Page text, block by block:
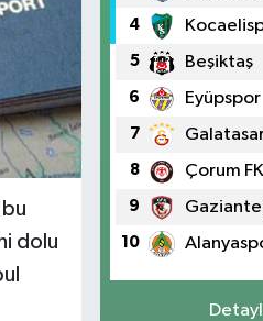
dolu
4
5 Beşiktaş
6 Eyüpspor
7
8 Çorum FK
9
10